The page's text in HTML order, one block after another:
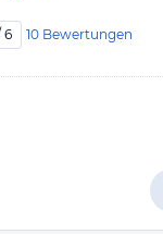
6 10 Bewertungen